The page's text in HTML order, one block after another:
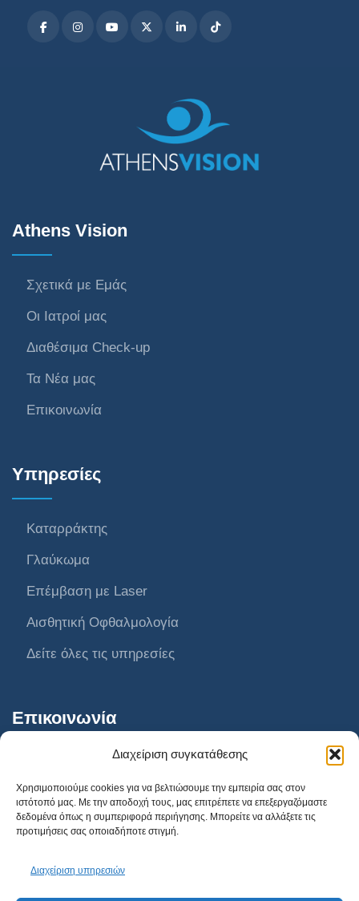
Διαχείριση συγκατάθεσης
Χρησιμοποιούμε cookies για να βελτιώσουμε την εμπειρία σας στον
ιστότοπό μας. Με την αποδοχή τους, μας επιτρέπετε να επεξεργαζόμαστε
δεδομένα όπως η συμπεριφορά περιήγησης. Μπορείτε να αλλάξετε τις
προτιμήσεις σας οποιαδήποτε στιγμή.
Διαχείριση υπηρεσιών
Athens Vision
Σχετικά με Εμάς
Οι Ιατροί μας
Διαθέσιμα Check-up
Τα Νέα μας
Επικοινωνία
Υπηρεσίες
Καταρράκτης
Γλαύκωμα
Επέμβαση με Laser
Αισθητική Οφθαλμολογία
Δείτε όλες τις υπηρεσίες
Επικοινωνία
AthensVision Μαρούσι
AthensVision Πειραιά
210 95 95 215